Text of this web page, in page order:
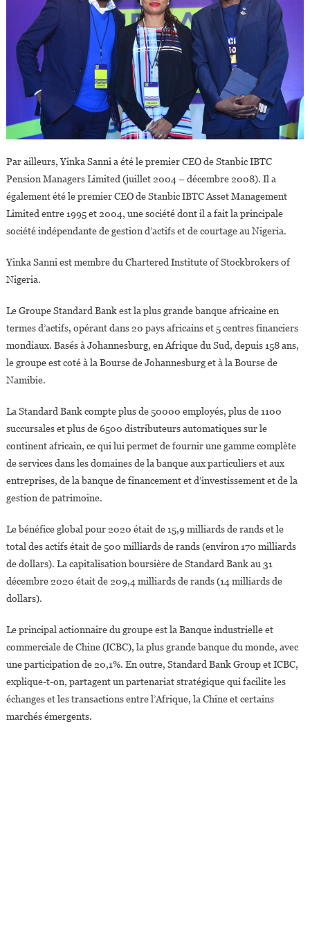
Par ailleurs, Yinka Sanni a été le premier CEO de Stanbic IBTC
Pension Managers Limited (juillet 2004 – décembre 2008). Il a
également été le premier CEO de Stanbic IBTC Asset Management
Limited entre 1995 et 2004, une société dont il a fait la principale
société indépendante de gestion d’actifs et de courtage au Nigeria.
Yinka Sanni est membre du Chartered Institute of Stockbrokers of
Nigeria.
Le Groupe Standard Bank est la plus grande banque africaine en
termes d’actifs, opérant dans 20 pays africains et 5 centres financiers
mondiaux. Basés à Johannesburg, en Afrique du Sud, depuis 158 ans,
le groupe est coté à la Bourse de Johannesburg et à la Bourse de
Namibie.
La Standard Bank compte plus de 50000 employés, plus de 1100
succursales et plus de 6500 distributeurs automatiques sur le
continent africain, ce qui lui permet de fournir une gamme complète
de services dans les domaines de la banque aux particuliers et aux
entreprises, de la banque de financement et d’investissement et de la
gestion de patrimoine.
Le bénéfice global pour 2020 était de 15,9 milliards de rands et le
total des actifs était de 500 milliards de rands (environ 170 milliards
de dollars). La capitalisation boursière de Standard Bank au 31
décembre 2020 était de 209,4 milliards de rands (14 milliards de
dollars).
Le principal actionnaire du groupe est la Banque industrielle et
commerciale de Chine (ICBC), la plus grande banque du monde, avec
une participation de 20,1%. En outre, Standard Bank Group et ICBC,
explique-t-on, partagent un partenariat stratégique qui facilite les
échanges et les transactions entre l’Afrique, la Chine et certains
marchés émergents.